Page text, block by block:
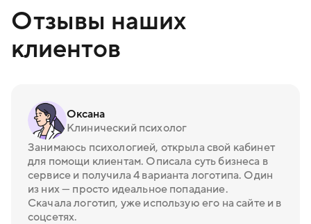
Отзывы наших
клиентов
Оксана
Клинический психолог
Занимаюсь психологией, открыла свой кабинет
для помощи клиентам. Описала суть бизнеса в
сервисе и получила 4 варианта логотипа. Один
из них — просто идеальное попадание.
Скачала логотип, уже использую его на сайте и в
соцсетях.